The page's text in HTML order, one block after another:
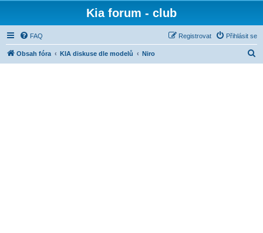
Kia forum - club
FAQ Přihlásit se
Registrovat
Obsah fóra KIA diskuse dle modelů Niro